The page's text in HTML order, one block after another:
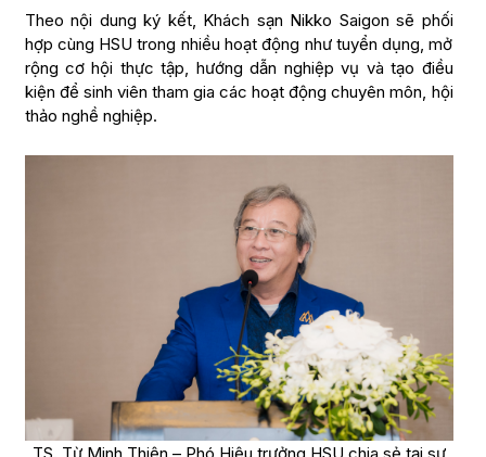
Theo nội dung ký kết, Khách sạn Nikko Saigon sẽ phối
hợp cùng HSU trong nhiều hoạt động như tuyển dụng, mở
rộng cơ hội thực tập, hướng dẫn nghiệp vụ và tạo điều
kiện để sinh viên tham gia các hoạt động chuyên môn, hội
thảo nghề nghiệp.